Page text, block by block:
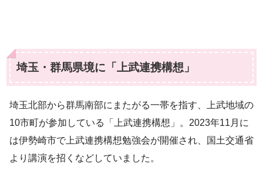
埼玉・群馬県境に「上武連携構想」
埼玉北部から群馬南部にまたがる一帯を指す、上武地域の
10市町が参加している「上武連携構想」。2023年11月に
は伊勢崎市で上武連携構想勉強会が開催され、国土交通省
より講演を招くなどしていました。